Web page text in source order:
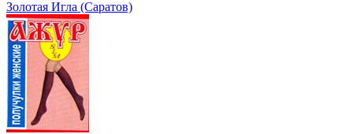
Золотая Игла (Саратов)